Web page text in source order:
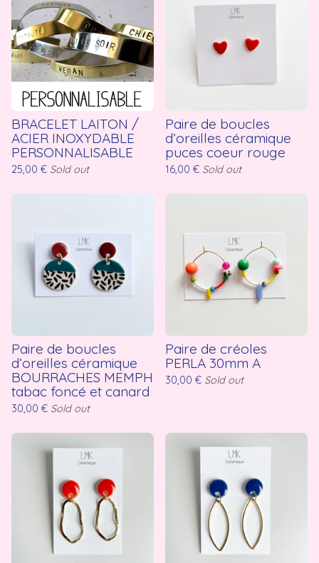
BRACELET LAITON /
ACIER INOXYDABLE
PERSONNALISABLE
25,00 € Sold out
Paire de boucles
d’oreilles céramique
puces coeur rouge
16,00 € Sold out
Paire de boucles
d’oreilles céramique
BOURRACHES MEMPH
tabac foncé et canard
30,00 € Sold out
Paire de créoles
PERLA 30mm A
30,00 € Sold out